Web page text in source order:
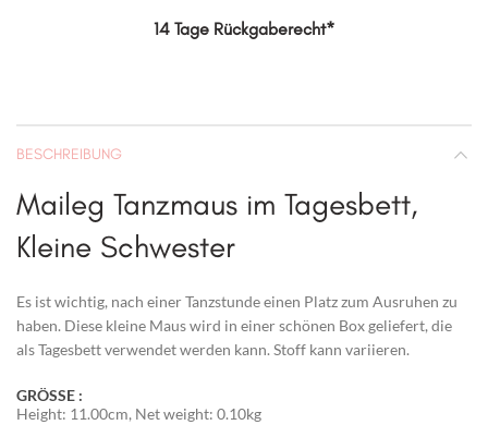
14 Tage Rückgaberecht*
BESCHREIBUNG
Maileg Tanzmaus im Tagesbett,
Kleine Schwester
Es ist wichtig, nach einer Tanzstunde einen Platz zum Ausruhen zu
haben. Diese kleine Maus wird in einer schönen Box geliefert, die
als Tagesbett verwendet werden kann. Stoff kann variieren.
GRÖSSE :
Height: 11.00cm, Net weight: 0.10kg